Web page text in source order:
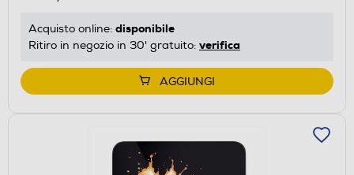
Acquisto online: disponibile
Ritiro in negozio in 30' gratuito: verifica
AGGIUNGI